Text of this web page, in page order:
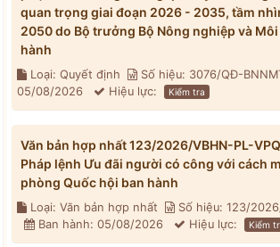
quan trọng giai đoạn 2026 - 2035, tầm
2050 do Bộ trưởng Bộ Nông nghiệp và
hành
Loại: Quyết định Số hiệu: 3076/QĐ-
05/08/2026
Hiệu lực: Kiểm tra
Văn bản hợp nhất 123/2026/VBHN-PL-
Pháp lệnh Ưu đãi người có công với cách
phòng Quốc hội ban hành
Loại: Văn bản hợp nhất
Số hiệu: 123/
Ban hành: 05/08/2026
Hiệu lực: Kiểm